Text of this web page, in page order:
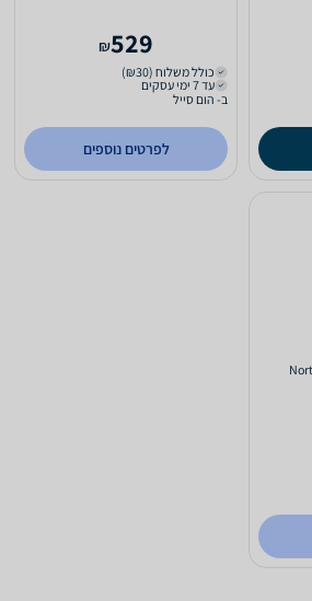
529
₪
כולל משלוח (₪30)
עד 7 ימי עסקים
ב- הום סייל
לפרטים נוספים